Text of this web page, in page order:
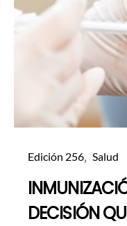
Edición 256 Salud
DECISIÓN